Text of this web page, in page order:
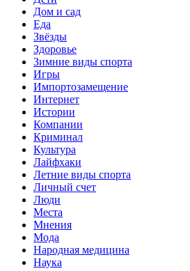
Дом и сад
Еда
Звёзды
Здоровье
Зимние виды спорта
Игры
Импортозамещение
Интернет
Истории
Компании
Криминал
Культура
Лайфхаки
Летние виды спорта
Личный счет
Люди
Места
Мнения
Мода
Народная медицина
Наука